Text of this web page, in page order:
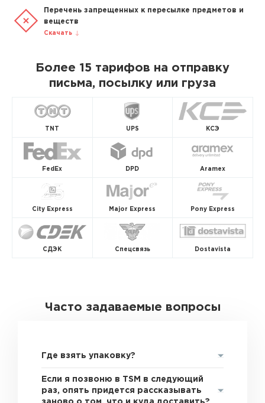
Перечень запрещенных к пересылке предметов и
веществ
Скачать
Более 15 тарифов на отправку
письма, посылку или груза
TNT UPS КСЭ
FedEx DPD Aramex
City Express Major Express Pony Express
СДЭК Спецсвязь Dostavista
Часто задаваемые вопросы
Где взять упаковку?
Если я позвоню в TSM в следующий
раз, опять придется рассказывать